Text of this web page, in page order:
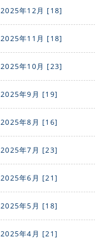
2025年12月 [18]
2025年11月 [18]
2025年10月 [23]
2025年9月 [19]
2025年8月 [16]
2025年7月 [23]
2025年6月 [21]
2025年5月 [18]
2025年4月 [21]